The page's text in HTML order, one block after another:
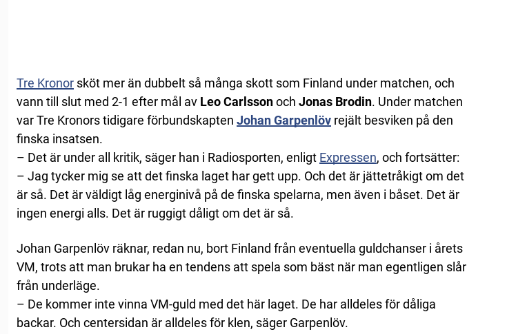
Tre Kronor sköt mer än dubbelt så många skott som Finland under matchen, och
vann till slut med 2-1 efter mål av Leo Carlssonoch Jonas Brodin. Under matchen
var Tre Kronors tidigare förbundskapten Johan Garpenlöv rejält besviken på den
finska insatsen.
– Det är under all kritik, säger han i Radiosporten, enligt Expressen, och fortsätter:
– Jag tycker mig se att det finska laget har gett upp. Och det är jättetråkigt om det
är så. Det är väldigt låg energinivå på de finska spelarna, men även i båset. Det är
ingen energi alls. Det är ruggigt dåligt om det är så.
Johan Garpenlöv räknar, redan nu, bort Finland från eventuella guldchanser i årets
VM, trots att man brukar ha en tendens att spela som bäst när man egentligen slår
från underläge.
– De kommer inte vinna VM-guld med det här laget. De har alldeles för dåliga
backar. Och centersidan är alldeles för klen, säger Garpenlöv.